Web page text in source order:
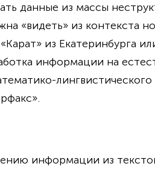
данные из массы
«видеть» из контекста
из Екатеринбурга
информации на
информации из